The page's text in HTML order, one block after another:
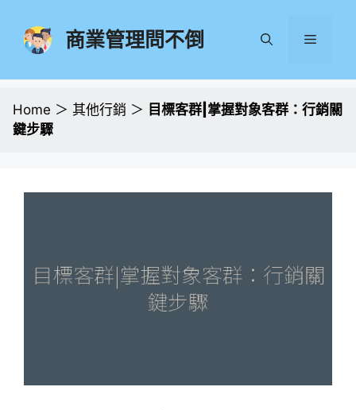
商業管理問不倒 選
Home ＞ 其他行銷 ＞ 目標客群|掌握對象客群：行銷關
鍵步驟